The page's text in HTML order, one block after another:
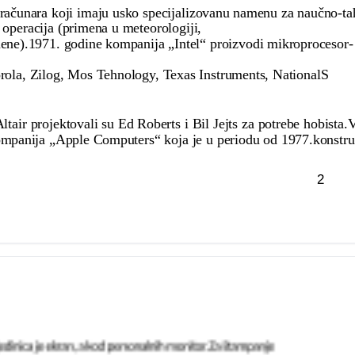
2
koji imaju usko specijalizovanu namenu za naučno-
(primena u meteorologiji,
godine kompanija „Intel“ proizvodi mikroprocesor-
Zilog, Mos Tehnology, Texas Instruments, NationalS
projektovali su Ed Roberts i Bil Jejts za potrebe
„Apple Computers“ koja je u periodu od